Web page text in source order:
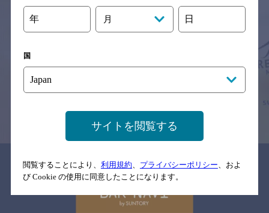
※それぞれのお店のメニューや営業時間などの掲載情報については、
予告なしに変更されることがありますので、
念のためお店にご確認の上ご来店くださいますようお願い申し上げま
情報提供：ぐるなび
関連リンク
年 月 日
国
サイトを閲覧する
閲覧することにより、 利用規約、 プライバシーポリシー、およ
び Cookie の使用に同意したことになります。